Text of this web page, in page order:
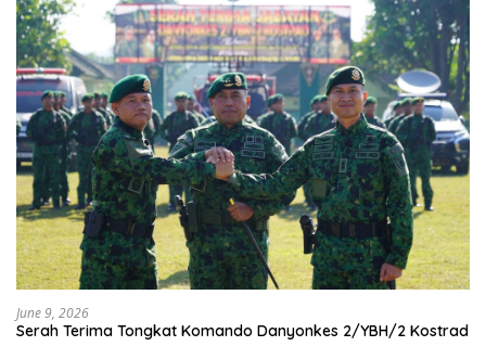
June 9, 2026
Serah Terima Tongkat Komando Danyonkes 2/YBH/2 Kostrad